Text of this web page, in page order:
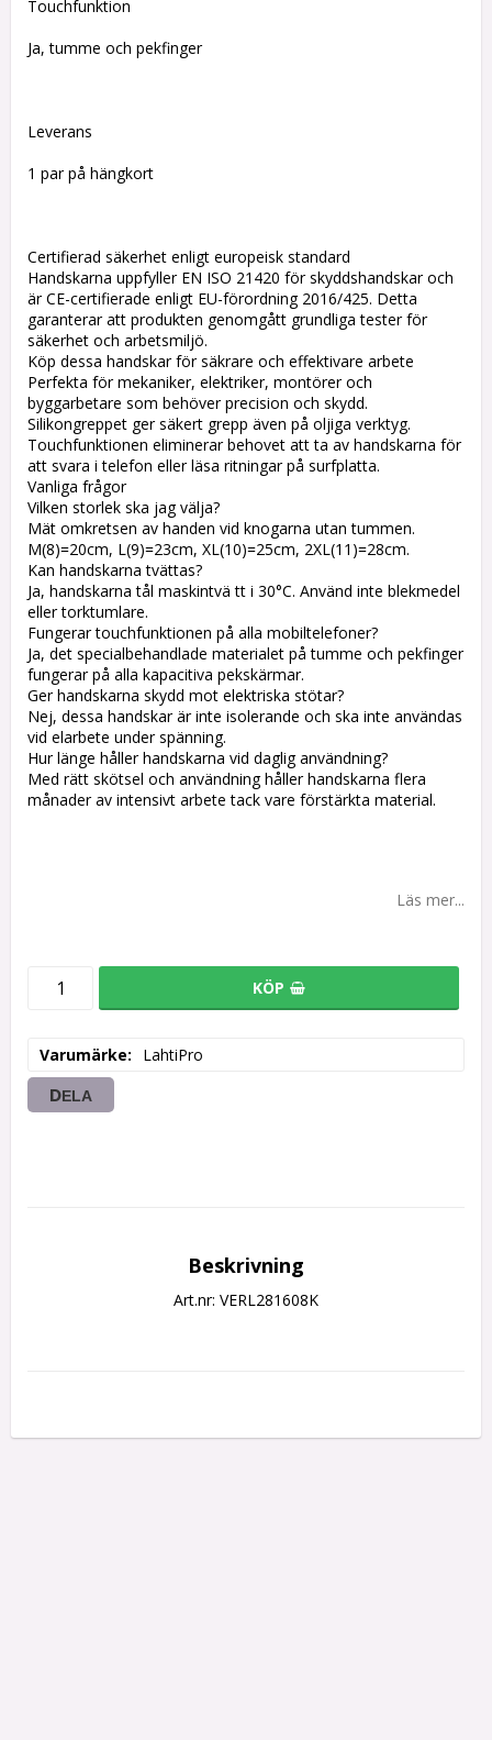
Touchfunktion
Ja, tumme och pekfinger
Leverans
1 par på hängkort
Certifierad säkerhet enligt europeisk standard
Handskarna uppfyller EN ISO 21420 för skyddshandskar och
är CE-certifierade enligt EU-förordning 2016/425. Detta
garanterar att produkten genomgått grundliga tester för
säkerhet och arbetsmiljö.
Köp dessa handskar för säkrare och effektivare arbete
Perfekta för mekaniker, elektriker, montörer och
byggarbetare som behöver precision och skydd.
Silikongreppet ger säkert grepp även på oljiga verktyg.
Touchfunktionen eliminerar behovet att ta av handskarna för
att svara i telefon eller läsa ritningar på surfplatta.
Vanliga frågor
Vilken storlek ska jag välja?
Mät omkretsen av handen vid knogarna utan tummen.
M(8)=20cm, L(9)=23cm, XL(10)=25cm, 2XL(11)=28cm.
Kan handskarna tvättas?
Ja, handskarna tål maskintvä tt i 30°C. Använd inte blekmedel
eller torktumlare.
Fungerar touchfunktionen på alla mobiltelefoner?
Ja, det specialbehandlade materialet på tumme och pekfinger
fungerar på alla kapacitiva pekskärmar.
Ger handskarna skydd mot elektriska stötar?
Nej, dessa handskar är inte isolerande och ska inte användas
vid elarbete under spänning.
Hur länge håller handskarna vid daglig användning?
Med rätt skötsel och användning håller handskarna flera
månader av intensivt arbete tack vare förstärkta material.
Läs mer...
KÖP
Varumärke LahtiPro
DELA
Beskrivning
Art.nr: VERL281608K